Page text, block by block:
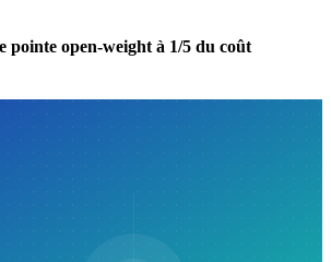
pointe open-weight à 1/5 du coût